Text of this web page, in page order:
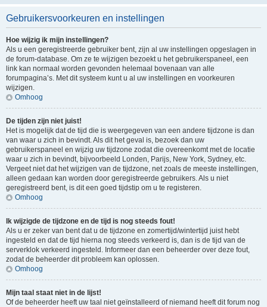
Gebruikersvoorkeuren en instellingen
Hoe wijzig ik mijn instellingen?
Als u een geregistreerde gebruiker bent, zijn al uw instellingen opgeslagen in
de forum-database. Om ze te wijzigen bezoekt u het gebruikerspaneel, een
link kan normaal worden gevonden helemaal bovenaan van alle
forumpagina’s. Met dit systeem kunt u al uw instellingen en voorkeuren
wijzigen.
Omhoog
De tijden zijn niet juist!
Het is mogelijk dat de tijd die is weergegeven van een andere tijdzone is dan
van waar u zich in bevindt. Als dit het geval is, bezoek dan uw
gebruikerspaneel en wijzig uw tijdzone zodat die overeenkomt met de locatie
waar u zich in bevindt, bijvoorbeeld Londen, Parijs, New York, Sydney, etc.
Vergeet niet dat het wijzigen van de tijdzone, net zoals de meeste instellingen,
alleen gedaan kan worden door geregistreerde gebruikers. Als u niet
geregistreerd bent, is dit een goed tijdstip om u te registeren.
Omhoog
Ik wijzigde de tijdzone en de tijd is nog steeds fout!
Als u er zeker van bent dat u de tijdzone en zomertijd/wintertijd juist hebt
ingesteld en dat de tijd hierna nog steeds verkeerd is, dan is de tijd van de
serverklok verkeerd ingesteld. Informeer dan een beheerder over deze fout,
zodat de beheerder dit probleem kan oplossen.
Omhoog
Mijn taal staat niet in de lijst!
Of de beheerder heeft uw taal niet geïnstalleerd of niemand heeft dit forum nog